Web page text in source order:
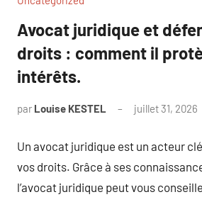
Avocat juridique et
droits : comment il
intérêts.
par Louise KESTEL juillet 31, 2026
Un avocat juridique est un acteur
vos droits. Grâce à ses
l’avocat juridique peut vous